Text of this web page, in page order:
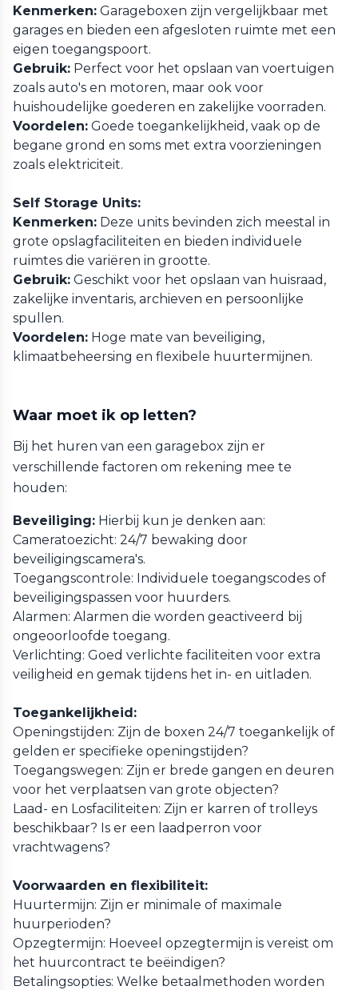
Kenmerken: Garageboxen zijn vergelijkbaar met
garages en bieden een afgesloten ruimte met een
eigen toegangspoort.
Gebruik: Perfect voor het opslaan van voertuigen
zoals auto's en motoren, maar ook voor
huishoudelijke goederen en zakelijke voorraden.
Voordelen: Goede toegankelijkheid, vaak op de
begane grond en soms met extra voorzieningen
zoals elektriciteit.
Self Storage Units:
Kenmerken: Deze units bevinden zich meestal in
grote opslagfaciliteiten en bieden individuele
ruimtes die variëren in grootte.
Gebruik: Geschikt voor het opslaan van huisraad,
zakelijke inventaris, archieven en persoonlijke
spullen.
Voordelen: Hoge mate van beveiliging,
klimaatbeheersing en flexibele huurtermijnen.
Waar moet ik op letten?
Bij het huren van een garagebox zijn er
verschillende factoren om rekening mee te
houden:
Beveiliging: Hierbij kun je denken aan:
Cameratoezicht: 24/7 bewaking door
beveiligingscamera's.
Toegangscontrole: Individuele toegangscodes of
beveiligingspassen voor huurders.
Alarmen: Alarmen die worden geactiveerd bij
ongeoorloofde toegang.
Verlichting: Goed verlichte faciliteiten voor extra
veiligheid en gemak tijdens het in- en uitladen.
Toegankelijkheid:
Openingstijden: Zijn de boxen 24/7 toegankelijk of
gelden er specifieke openingstijden?
Toegangswegen: Zijn er brede gangen en deuren
voor het verplaatsen van grote objecten?
Laad- en Losfaciliteiten: Zijn er karren of trolleys
beschikbaar? Is er een laadperron voor
vrachtwagens?
Voorwaarden en flexibiliteit:
Huurtermijn: Zijn er minimale of maximale
huurperioden?
Opzegtermijn: Hoeveel opzegtermijn is vereist om
het huurcontract te beëindigen?
Betalingsopties: Welke betaalmethoden worden